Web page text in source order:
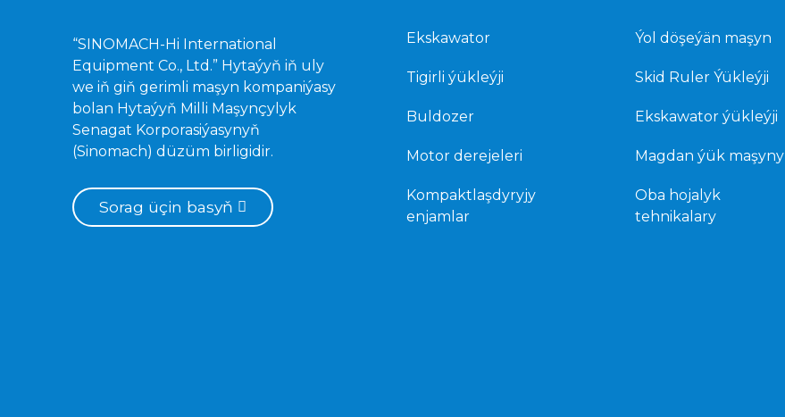
“SINOMACH-Hi International
Equipment Co., Ltd.” Hytaýyň iň uly
we iň giň gerimli maşyn kompaniýasy
bolan Hytaýyň Milli Maşynçylyk
Senagat Korporasiýasynyň
(Sinomach) düzüm birligidir.
Sorag üçin basyň
Ekskawator
Tigirli ýükleýji
Buldozer
Motor derejeleri
Kompaktlaşdyryjy
enjamlar
Ýol döşeýän maşyn
Skid Ruler Ýükleýji
Ekskawator ýükleýji
Magdan ýük maşyny
Oba hojalyk
tehnikalary